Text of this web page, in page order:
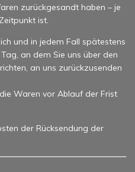
zurückgesandt haben – je
ist.
und in jedem Fall spätestens
an dem Sie uns über den
an uns zurückzusenden
Waren vor Ablauf der Frist
der Rücksendung der